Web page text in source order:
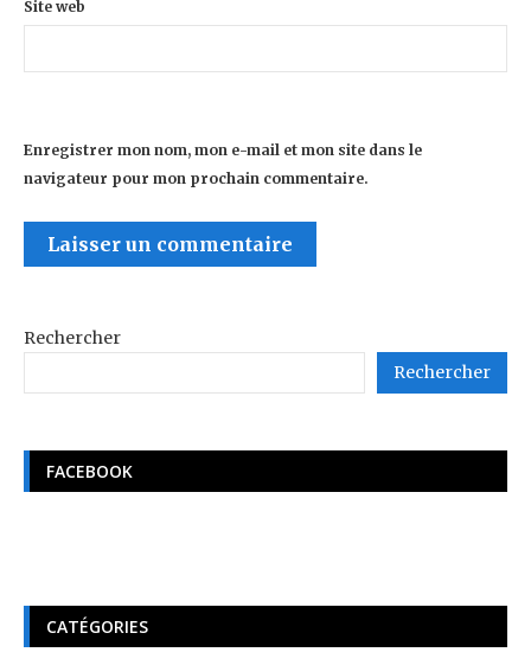
Site web
Enregistrer mon nom, mon e-mail et mon site dans le
navigateur pour mon prochain commentaire.
Rechercher
Rechercher
FACEBOOK
CATÉGORIES